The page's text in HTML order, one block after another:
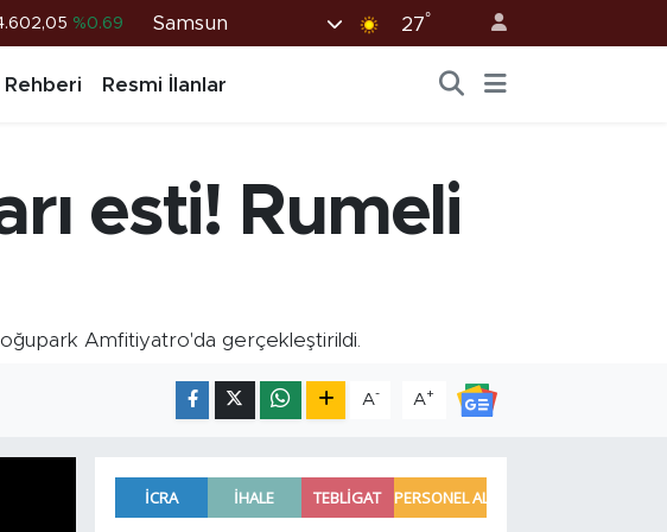
%0.69
%48
Samsun 27°
Rehberi Resmi İlanlar
esti! Rumeli
Amfitiyatro'da gerçekleştirildi.
A- A+